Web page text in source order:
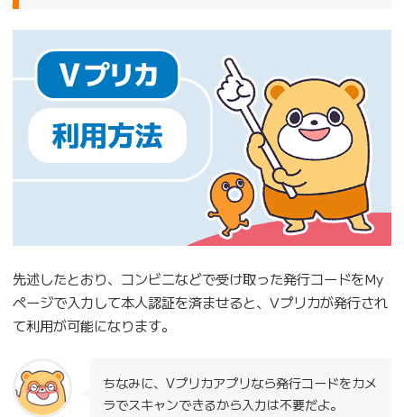
先述したとおり、コンビニなどで受け取った発行コードをMy
ページで入力して本人認証を済ませると、Vプリカが発行され
て利用が可能になります。
ちなみに、Vプリカアプリなら発行コードをカメ
ラでスキャンできるから入力は不要だよ。